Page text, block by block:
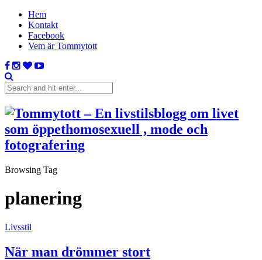
Hem
Kontakt
Facebook
Vem är Tommytott
Browsing Tag
planering
Livsstil
När man drömmer stort